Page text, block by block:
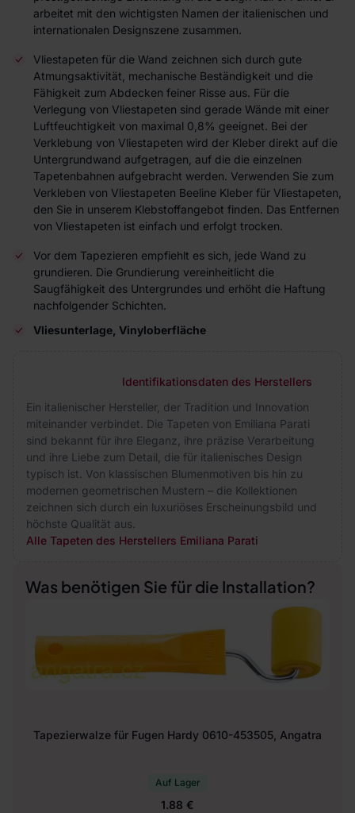
arbeitet mit den wichtigsten Namen der italienischen und
internationalen Designszene zusammen.
Vliestapeten für die Wand zeichnen sich durch gute
Atmungsaktivität, mechanische Beständigkeit und die
Fähigkeit zum Abdecken feiner Risse aus. Für die
Verlegung von Vliestapeten sind gerade Wände mit einer
Luftfeuchtigkeit von maximal 0,8% geeignet. Bei der
Verklebung von Vliestapeten wird der Kleber direkt auf die
Untergrundwand aufgetragen, auf die die einzelnen
Tapetenbahnen aufgebracht werden. Verwenden Sie zum
Verkleben von Vliestapeten Beeline Kleber für Vliestapeten,
den Sie in unserem Klebstoffangebot finden. Das Entfernen
von Vliestapeten ist einfach und erfolgt trocken.
Vor dem Tapezieren empfiehlt es sich, jede Wand zu
grundieren. Die Grundierung vereinheitlicht die
Saugfähigkeit des Untergrundes und erhöht die Haftung
nachfolgender Schichten.
Vliesunterlage, Vinyloberfläche
Identifikationsdaten des Herstellers
Ein italienischer Hersteller, der Tradition und Innovation
miteinander verbindet. Die Tapeten von Emiliana Parati
sind bekannt für ihre Eleganz, ihre präzise Verarbeitung
und ihre Liebe zum Detail, die für italienisches Design
typisch ist. Von klassischen Blumenmotiven bis hin zu
modernen geometrischen Mustern – die Kollektionen
zeichnen sich durch ein luxuriöses Erscheinungsbild und
höchste Qualität aus.
Alle Tapeten des Herstellers Emiliana Parati
Was benötigen Sie für die Installation?
Tapezierwalze für Fugen Hardy 0610-453505, Angatra
Auf Lager
1.88 €